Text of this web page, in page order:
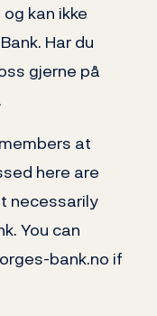
kan ikke
Har du
gjerne på
at
here are
necessarily
You can
bank.no if